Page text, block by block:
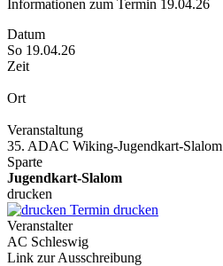
Informationen zum Termin 19.04.26
Datum
So 19.04.26
Zeit
Ort
Veranstaltung
35. ADAC Wiking-Jugendkart-Slalom
Sparte
Jugendkart-Slalom
drucken
Termin drucken
Veranstalter
AC Schleswig
Link zur Ausschreibung